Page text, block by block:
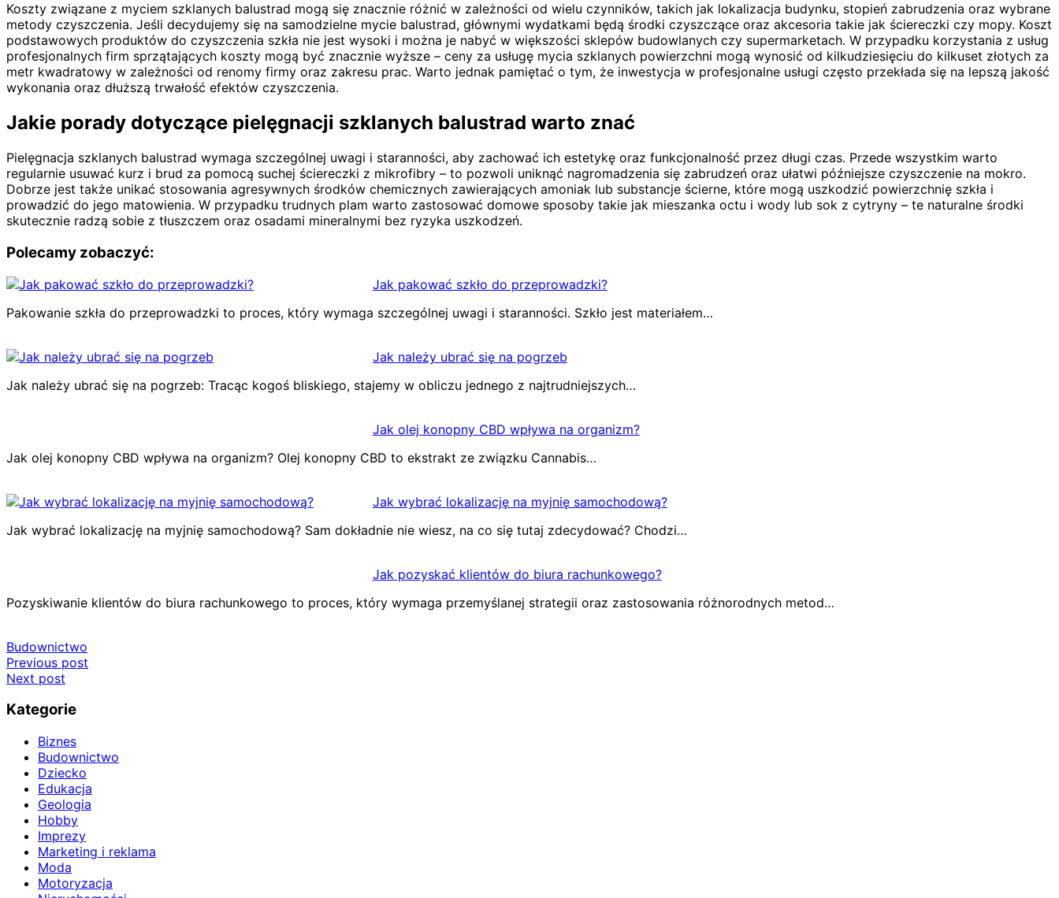
Koszty związane z myciem szklanych balustrad mogą się znacznie różnić w zależności od wielu czynników, takich jak lokalizacja budynku, stopień zabrudzenia oraz wybrane
metody czyszczenia. Jeśli decydujemy się na samodzielne mycie balustrad, głównymi wydatkami będą środki czyszczące oraz akcesoria takie jak ściereczki czy mopy. Koszt
podstawowych produktów do czyszczenia szkła nie jest wysoki i można je nabyć w większości sklepów budowlanych czy supermarketach. W przypadku korzystania z usług
profesjonalnych firm sprzątających koszty mogą być znacznie wyższe – ceny za usługę mycia szklanych powierzchni mogą wynosić od kilkudziesięciu do kilkuset złotych za
metr kwadratowy w zależności od renomy firmy oraz zakresu prac. Warto jednak pamiętać o tym, że inwestycja w profesjonalne usługi często przekłada się na lepszą jakość
wykonania oraz dłuższą trwałość efektów czyszczenia.
Jakie porady dotyczące pielęgnacji szklanych balustrad warto znać
Pielęgnacja szklanych balustrad wymaga szczególnej uwagi i staranności, aby zachować ich estetykę oraz funkcjonalność przez długi czas. Przede wszystkim warto
regularnie usuwać kurz i brud za pomocą suchej ściereczki z mikrofibry – to pozwoli uniknąć nagromadzenia się zabrudzeń oraz ułatwi późniejsze czyszczenie na mokro.
Dobrze jest także unikać stosowania agresywnych środków chemicznych zawierających amoniak lub substancje ścierne, które mogą uszkodzić powierzchnię szkła i
prowadzić do jego matowienia. W przypadku trudnych plam warto zastosować domowe sposoby takie jak mieszanka octu i wody lub sok z cytryny – te naturalne środki
skutecznie radzą sobie z tłuszczem oraz osadami mineralnymi bez ryzyka uszkodzeń.
Polecamy zobaczyć:
Jak pakować szkło do przeprowadzki?
Pakowanie szkła do przeprowadzki to proces, który wymaga szczególnej uwagi i staranności. Szkło jest materiałem…
Jak należy ubrać się na pogrzeb
Jak należy ubrać się na pogrzeb: Tracąc kogoś bliskiego, stajemy w obliczu jednego z najtrudniejszych…
Jak olej konopny CBD wpływa na organizm?
Jak olej konopny CBD wpływa na organizm? Olej konopny CBD to ekstrakt ze związku Cannabis…
Jak wybrać lokalizację na myjnię samochodową?
Jak wybrać lokalizację na myjnię samochodową? Sam dokładnie nie wiesz, na co się tutaj zdecydować? Chodzi…
Jak pozyskać klientów do biura rachunkowego?
Pozyskiwanie klientów do biura rachunkowego to proces, który wymaga przemyślanej strategii oraz zastosowania różnorodnych metod…
Budownictwo
Nawigacja
wpisu
Previous post
Next post
Kategorie
Biznes
Budownictwo
Dziecko
Edukacja
Geologia
Hobby
Imprezy
Marketing i reklama
Moda
Motoryzacja